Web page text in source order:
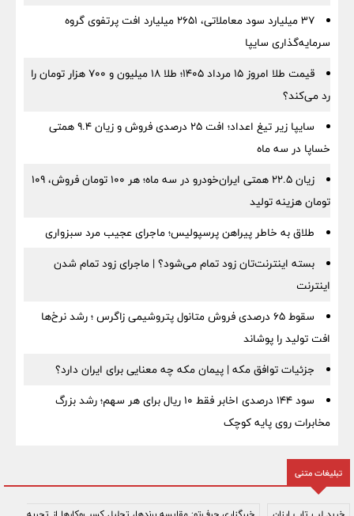
۳۷ میلیارد سود معاملاتی، ۲۶۵۱ میلیارد افت پرتفوی گروه
سرمایه‌گذاری سایپا
قیمت طلا امروز ۱۵ مرداد ۱۴۰۵؛ طلا ۱۸ میلیون و ۷۰۰ هزار تومان را
رد می‌کند؟
سایپا زیر تیغ اعداد؛ افت ۲۵ درصدی فروش و زیان ۹.۴ همتی
خساپا در سه ماه
زیان ۲۲.۵ همتی ایران‌خودرو در سه ماه؛ هر ۱۰۰ تومان فروش، ۱۰۹
تومان هزینه تولید
طلاق به خاطر پیراهن پرسپولیس؛ ماجرای عجیب مرد سبزواری
بسته اینترنت‌تان زود تمام می‌شود؟ | ماجرای زود تمام شدن
اینترنت
سقوط ۶۵ درصدی فروش متانول پتروشیمی زاگرس ؛ رشد نرخ‌ها
افت تولید را پوشاند
جزئیات توافق مکه | پیمان مکه چه معنایی برای ایران دارد؟
سود ۱۴۴ درصدی اخابر فقط ۱۰ ریال برای هر سهم؛ رشد بزرگ
مخابرات روی پایه کوچک
تبلیغات متنی